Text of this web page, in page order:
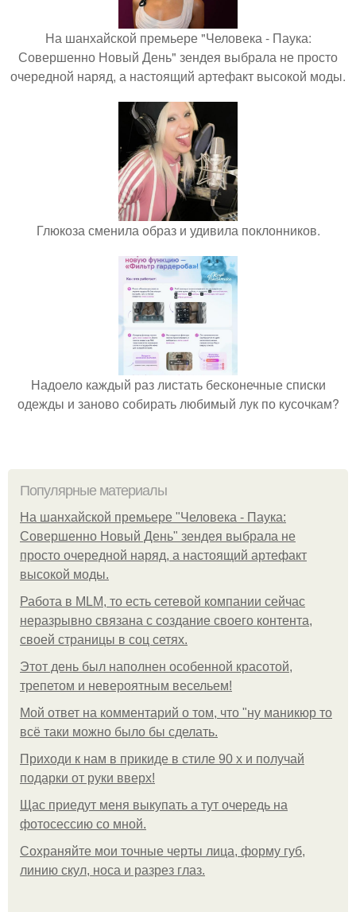
На шанхайской премьере "Человека - Паука:
Совершенно Новый День" зендея выбрала не просто
очередной наряд, а настоящий артефакт высокой моды.
Глюкоза сменила образ и удивила поклонников.
Надоело каждый раз листать бесконечные списки
одежды и заново собирать любимый лук по кусочкам?
Популярные материалы
На шанхайской премьере "Человека - Паука:
Совершенно Новый День" зендея выбрала не
просто очередной наряд, а настоящий артефакт
высокой моды.
Работа в MLM, то есть сетевой компании сейчас
неразрывно связана с создание своего контента,
своей страницы в соц сетях.
Этот день был наполнен особенной красотой,
трепетом и невероятным весельем!
Мой ответ на комментарий о том, что "ну маникюр то
всё таки можно было бы сделать.
Приходи к нам в прикиде в стиле 90 х и получай
подарки от руки вверх!
Щас приедут меня выкупать а тут очередь на
фотосессию со мной.
Сохраняйте мои точные черты лица, форму губ,
линию скул, носа и разрез глаз.